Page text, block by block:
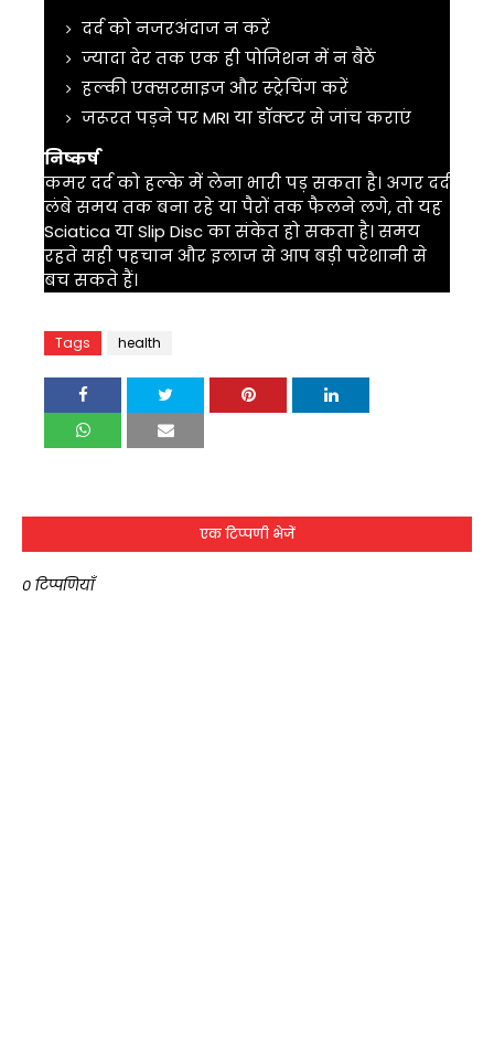
दर्द को नजरअंदाज न करें
ज्यादा देर तक एक ही पोजिशन में न बैठें
हल्की एक्सरसाइज और स्ट्रेचिंग करें
जरूरत पड़ने पर MRI या डॉक्टर से जांच कराएं
निष्कर्ष
कमर दर्द को हल्के में लेना भारी पड़ सकता है। अगर दर्द
लंबे समय तक बना रहे या पैरों तक फैलने लगे, तो यह
SciaticaयाSlip Discका संकेत हो सकता है। समय
रहते सही पहचान और इलाज से आप बड़ी परेशानी से
बच सकते हैं।
Tags health
एक टिप्पणी भेजें
0 टिप्पणियाँ